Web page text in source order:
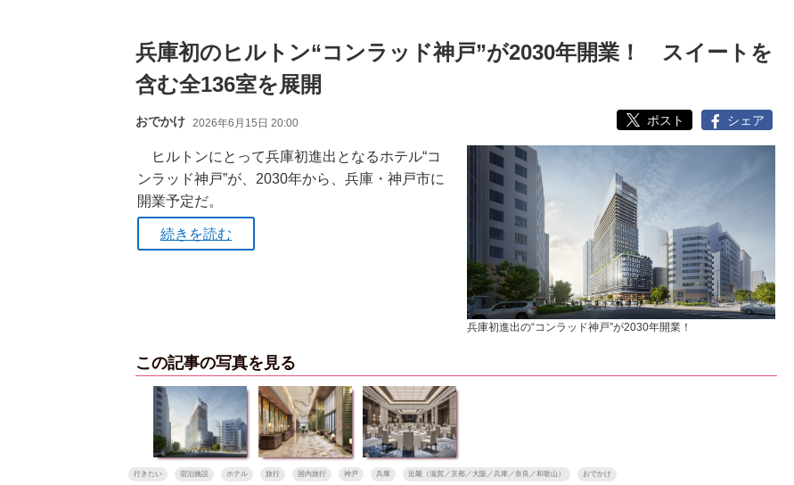
兵庫初のヒルトン“コンラッド神戸”が2030年開業！ スイートを
含む全136室を展開
おでかけ 2026年6月15日 20:00 ポスト シェア
兵庫初進出の“コンラッド神戸”が2030年開業！
ヒルトンにとって兵庫初進出となるホテル“コ
ンラッド神戸”が、2030年から、兵庫・神戸市に
開業予定だ。
続きを読む
この記事の写真を見る
行きたい 宿泊施設 ホテル 旅行 国内旅行 神戸 兵庫 近畿（滋賀／京都／大阪／兵庫／奈良／和歌山） おでかけ